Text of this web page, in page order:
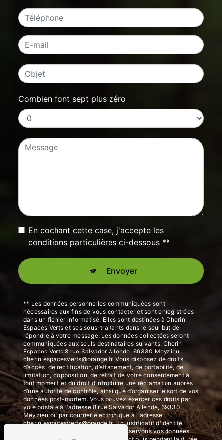
Combien font sept plus zéro
En cochant cette case, j'accepte les
conditions particulières ci-dessous **
Envoyer
** Les données personnelles communiquées sont
nécessaires aux fins de vous contacter et sont enregistrées
dans un fichier informatisé. Elles sont destinées à Cherin
Espaces Verts et ses sous-traitants dans le seul but de
répondre à votre message. Les données collectées seront
communiquées aux seuls destinataires suivants: Cherin
Espaces Verts 8 rue Salvador Allende, 69330 Meyzieu
cherin.espacesverts@orange.fr. Vous disposez de droits
d’accès, de rectification, d’effacement, de portabilité, de
limitation, d’opposition, de retrait de votre consentement à
tout moment et du droit d’introduire une réclamation auprès
d’une autorité de contrôle, ainsi que d’organiser le sort de vos
données post-mortem. Vous pouvez exercer ces droits par
voie postale à l'adresse 8 rue Salvador Allende, 69330
Meyzieu ou par courrier électronique à l'adresse
cherin.espacesverts@orange.fr. Un justificatif d'identité
pourra vous être demandé. Nous conservons vos données